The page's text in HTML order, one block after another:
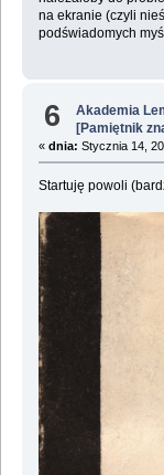
na ekranie (czyli
podświadomych
6 Akademia
[Pamiętnik
« dnia: Stycznia 14,
Startuję powoli